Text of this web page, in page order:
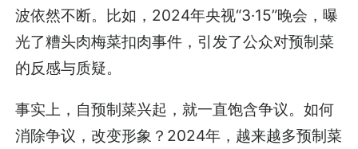
波依然不断。比如，2024年央视“3·15”晚会，曝
光了糟头肉梅菜扣肉事件，引发了公众对预制菜
的反感与质疑。
事实上，自预制菜兴起，就一直饱含争议。如何
消除争议，改变形象？2024年，越来越多预制菜